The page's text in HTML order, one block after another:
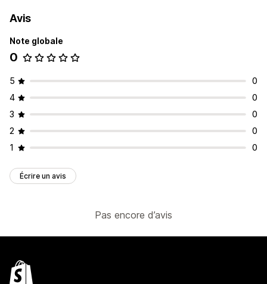
Avis
Note globale
0
5
0
4
0
3
0
2
0
1
0
Écrire un avis
Pas encore d’avis